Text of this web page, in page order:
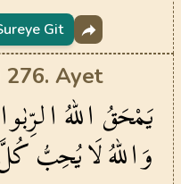
Git
276. Ayet
يَمْحَقُ اللّٰهُالرِّبٰوا
وَاللّٰهُلَايُحِبُّ